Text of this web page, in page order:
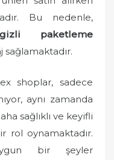
Bu nedenle,
gizli paketleme
shoplar, sadece
aynı zamanda
sağlıklı ve keyifli
rol oynamaktadır.
bir şeyler